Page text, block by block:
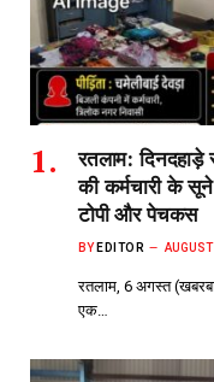
रतलाम: दिनदहाड़े
की कर्मचारी के
टोपी और पेचकस
BY EDITOR
रतलाम, 6 अगस्त
एक…